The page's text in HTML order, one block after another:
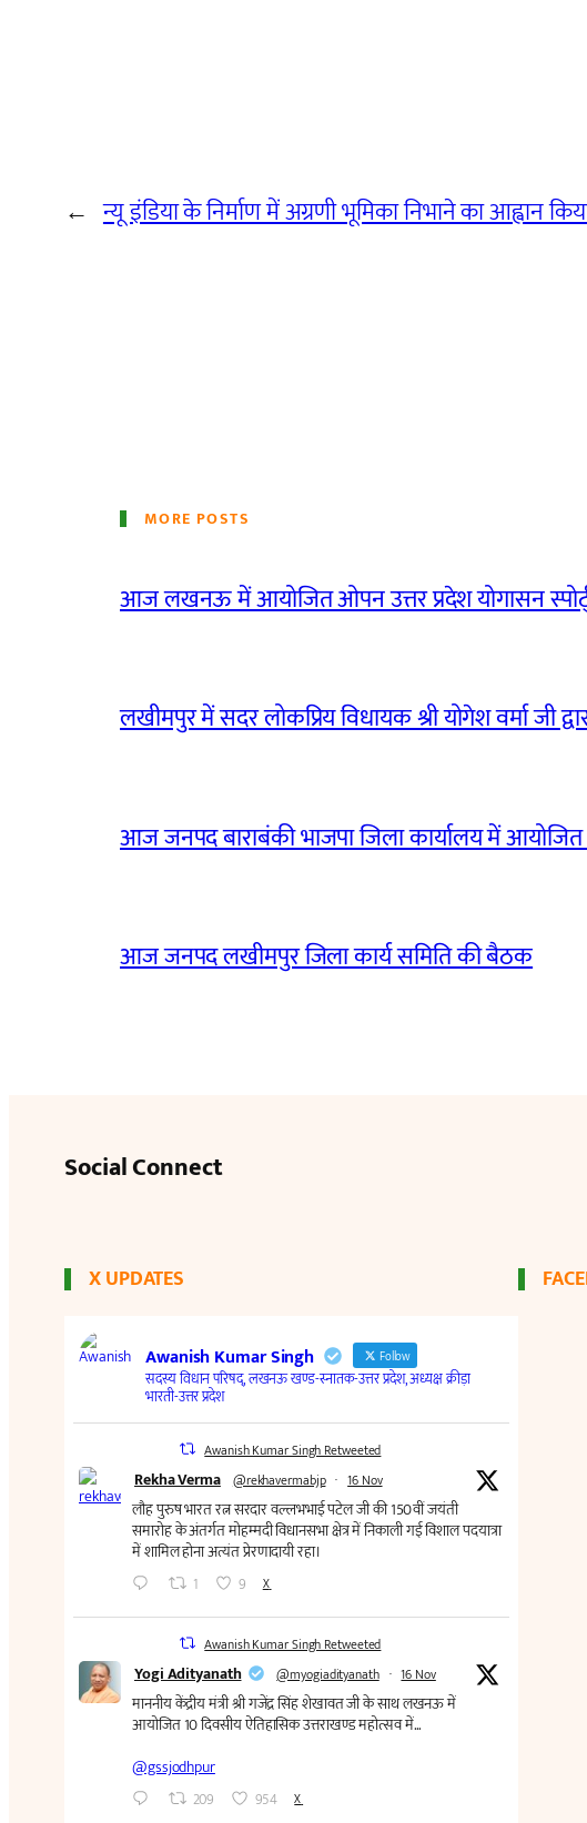
← न्यू इंडिया के निर्माण में अग्रणी भूमिका निभाने का आह्वान
MORE POSTS
आज लखनऊ में आयोजित ओपन उत्तर प्रदेश योगासन
लखीमपुर में सदर लोकप्रिय विधायक श्री योगेश वर्मा जी
आज जनपद बाराबंकी भाजपा जिला कार्यालय में
आज जनपद लखीमपुर जिला कार्य समिति की बैठक
Social Connect
X UPDATES